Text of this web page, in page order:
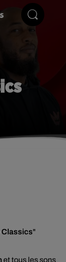
Classics"
et tous les sons